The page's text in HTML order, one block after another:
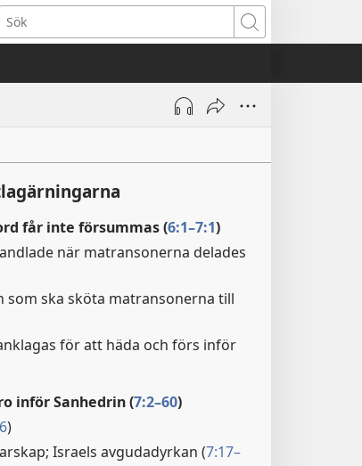
Sök
får inte försummas (6:1–7:1)
när matransonerna delades
som ska sköta matransonerna till
för att häda och förs inför
inför Sanhedrin (7:2–60)
)
Israels avgudadyrkan (7:17–